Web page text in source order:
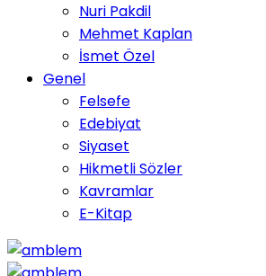
Nuri Pakdil
Mehmet Kaplan
İsmet Özel
Genel
Felsefe
Edebiyat
Siyaset
Hikmetli Sözler
Kavramlar
E-Kitap